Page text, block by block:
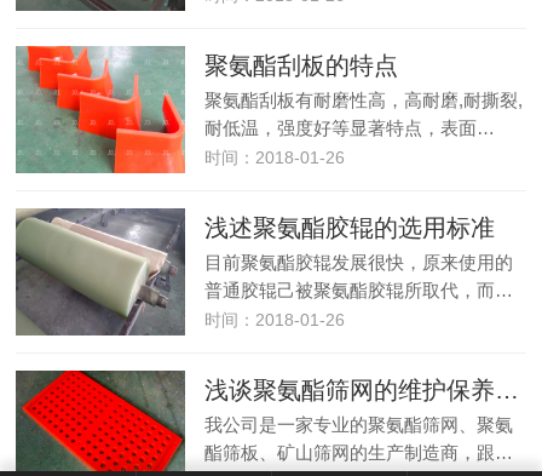
聚氨酯刮板的特点
聚氨酯刮板有耐磨性高，高耐磨,耐撕裂,
耐低温，强度好等显著特点，表面…
时间：2018-01-26
浅述聚氨酯胶辊的选用标准
目前聚氨酯胶辊发展很快，原来使用的
普通胶辊己被聚氨酯胶辊所取代，而…
时间：2018-01-26
浅谈聚氨酯筛网的维护保养知识
我公司是一家专业的聚氨酯筛网、聚氨
酯筛板、矿山筛网的生产制造商，跟…